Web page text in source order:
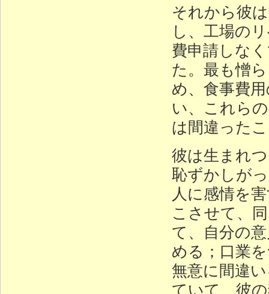
それから彼
し、工場の
費申請しな
た。最も憎
め、食事費
い、これら
は間違った
彼は生まれ
恥ずかしが
人に感情を
こさせて、
て、自分の
める；口業
無意に間違
ていて、彼